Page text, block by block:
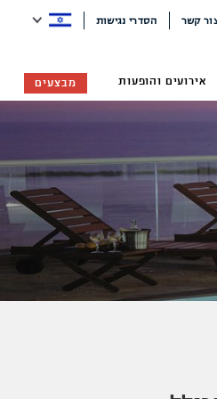
קשר הסדרי נגישות
אירועים והופעות מבצעים